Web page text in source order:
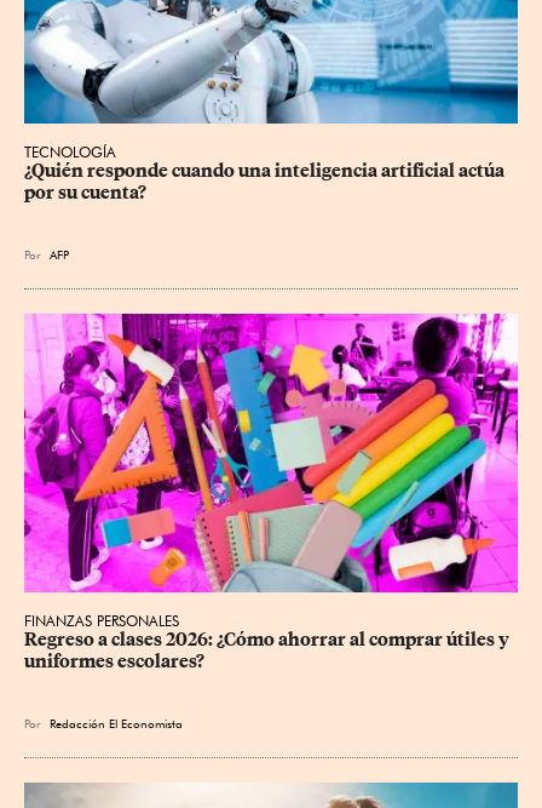
TECNOLOGÍA
¿Quién responde cuando una inteligencia artificial actúa
por su cuenta?
Por AFP
FINANZAS PERSONALES
Regreso a clases 2026: ¿Cómo ahorrar al comprar útiles y
uniformes escolares?
Por Redacción El Economista